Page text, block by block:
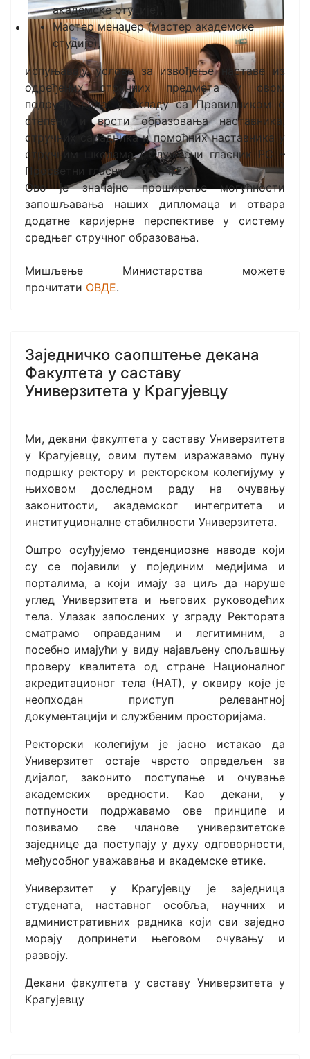
академске студије),
Мастер менаџер (мастер академске
студије),
испуњавају услове за извођење наставе из
одређених стручних предмета у овом
подручју рада, у складу са Правилником о
степену и врсти образовања наставника,
стручних сарадника и помоћних наставника у
стручним школама („Службени гласник РС –
Просветни гласник“, бр. 14/23).
Ово је значајно проширење могућности
запошљавања наших дипломаца и отвара
додатне каријерне перспективе у систему
средњег стручног образовања.
Мишљење Министарства можете
прочитати ОВДЕ.
Заједничко саопштење декана
Факултета у саставу
Универзитета у Крагујевцу
Ми, декани факултета у саставу Универзитета
у Крагујевцу, овим путем изражавамо пуну
подршку ректору и ректорском колегијуму у
њиховом доследном раду на очувању
законитости, академског интегритета и
институционалне стабилности Универзитета.
Оштро осуђујемо тенденциозне наводе који
су се појавили у појединим медијима и
порталима, а који имају за циљ да наруше
углед Универзитета и његових руководећих
тела. Улазак запослених у зграду Ректората
сматрамо оправданим и легитимним, а
посебно имајући у виду најављену спољашњу
проверу квалитета од стране Националног
акредитационог тела (НАТ), у оквиру које је
неопходан приступ релевантној
документацији и службеним просторијама.
Ректорски колегијум је јасно истакао да
Универзитет остаје чврсто опредељен за
дијалог, законито поступање и очување
академских вредности. Као декани, у
потпуности подржавамо ове принципе и
позивамо све чланове универзитетске
заједнице да поступају у духу одговорности,
међусобног уважавања и академске етике.
Универзитет у Крагујевцу је заједница
студената, наставног особља, научних и
административних радника који сви заједно
морају допринети његовом очувању и
развоју.
Декани факултета у саставу Универзитета у
Крагујевцу